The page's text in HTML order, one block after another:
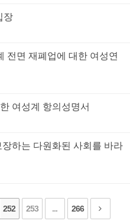
장
전면 재폐업에 대한 여성연
여성계 항의성명서
하는 다원화된 사회를 바라
252 253 ... 266